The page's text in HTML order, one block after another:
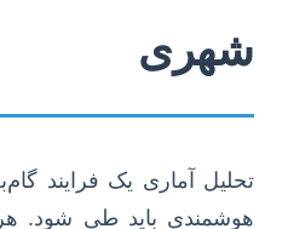
شهری
تحلیل آماری یک فرایند
هوشمندی باید طی شود.